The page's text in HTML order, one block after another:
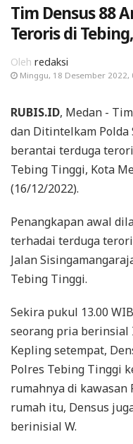
Tim Densus 88
Teroris di
Oleh redaksi
Minggu, 18 Desember 2022,
RUBIS.ID, Medan -
dan Ditintelkam
berantai terduga
Tebing Tinggi, Kota
(16/12/2022).
Penangkapan awal
terhadai terduga
Jalan
Tebing Tinggi.
Sekira pukul 13.00
seorang pria berinsial
Kepling setempat,
Polres Tebing Tinggi
rumahnya di kawasan
rumah itu, Densus
berinisial W.